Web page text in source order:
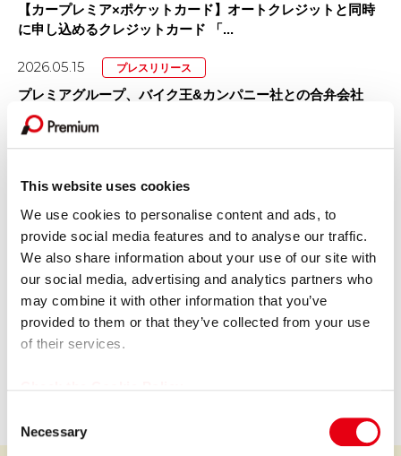
This website uses cookies
We use cookies to personalise content and ads, to
provide social media features and to analyse our traffic.
We also share information about your use of our site with
our social media, advertising and analytics partners who
may combine it with other information that you’ve
provided to them or that they’ve collected from your use
of their services.
Necessary
【カープレミア×ポケットカード】オートクレジットと同時
に申し込めるクレジットカード 「...
2026.05.15 プレスリリース
プレミアグループ、バイク王&カンパニー社との合弁会社
「RIDE＆LINK」が...
GROUP COMPANY
プレミア株式会社
Premium Co., Ltd.